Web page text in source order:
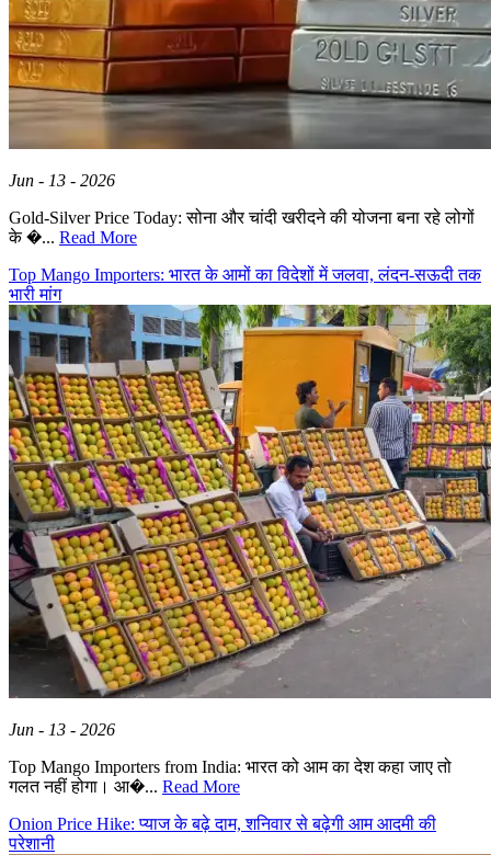
Jun - 13 - 2026
Gold-Silver Price Today: सोना और चांदी खरीदने की योजना बना रहे लोगों
के �... Read More
Top Mango Importers: भारत के आमों का विदेशों में जलवा, लंदन-सऊदी तक
भारी मांग
Jun - 13 - 2026
Top Mango Importers from India: भारत को आम का देश कहा जाए तो
गलत नहीं होगा। आ�... Read More
Onion Price Hike: प्याज के बढ़े दाम, शनिवार से बढ़ेगी आम आदमी की
परेशानी